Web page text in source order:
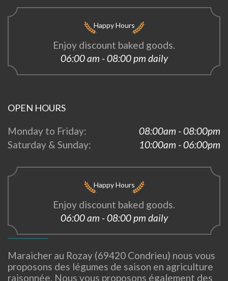
Happy Hours
Enjoy discount baked goods.
06:00 am - 08:00 pm daily
OPEN HOURS
Monday to Friday:
08:00am - 08:00pm
Saturday & Sunday:
10:00am - 06:00pm
Happy Hours
Enjoy discount baked goods.
06:00 am - 08:00 pm daily
Maraicher au Rozay (69420 Condrieu) nous vous
proposons des légumes de saison en agriculture
raisonnée. Nous vous proposons également des